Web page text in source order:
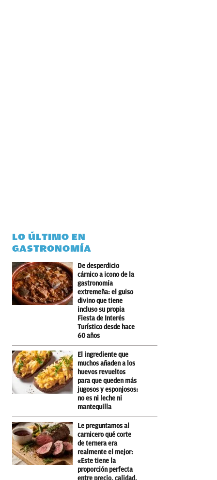
LO ÚLTIMO EN
GASTRONOMÍA
De desperdicio
cárnico a icono de la
gastronomía
extremeña: el guiso
divino que tiene
incluso su propia
Fiesta de Interés
Turístico desde hace
60 años
El ingrediente que
muchos añaden a los
huevos revueltos
para que queden más
jugosos y esponjosos:
no es ni leche ni
mantequilla
Le preguntamos al
carnicero qué corte
de ternera era
realmente el mejor:
«Este tiene la
proporción perfecta
entre precio, calidad,